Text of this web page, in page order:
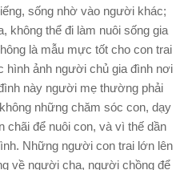
sống nhờ vào người khác;
không thể đi làm nuôi sống gia
là mẫu mực tốt cho con trai
hình ảnh người chủ gia đình nơi
này người mẹ thường phải
những chăm sóc con, dạy
chãi để nuôi con, và vì thế dần
Những người con trai lớn lên
về người cha, người chồng để